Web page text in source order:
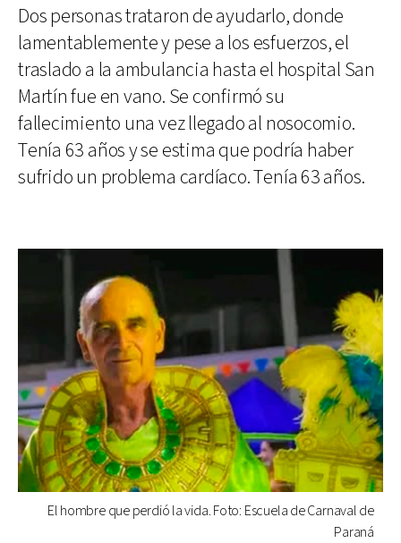
Dos personas trataron de ayudarlo, donde
lamentablemente y pese a los esfuerzos, el
traslado a la ambulancia hasta el hospital San
Martín fue en vano. Se confirmó su
fallecimiento una vez llegado al nosocomio.
Tenía 63 años y se estima que podría haber
sufrido un problema cardíaco. Tenía 63 años.
El hombre que perdió la vida. Foto: Escuela de Carnaval de
Paraná